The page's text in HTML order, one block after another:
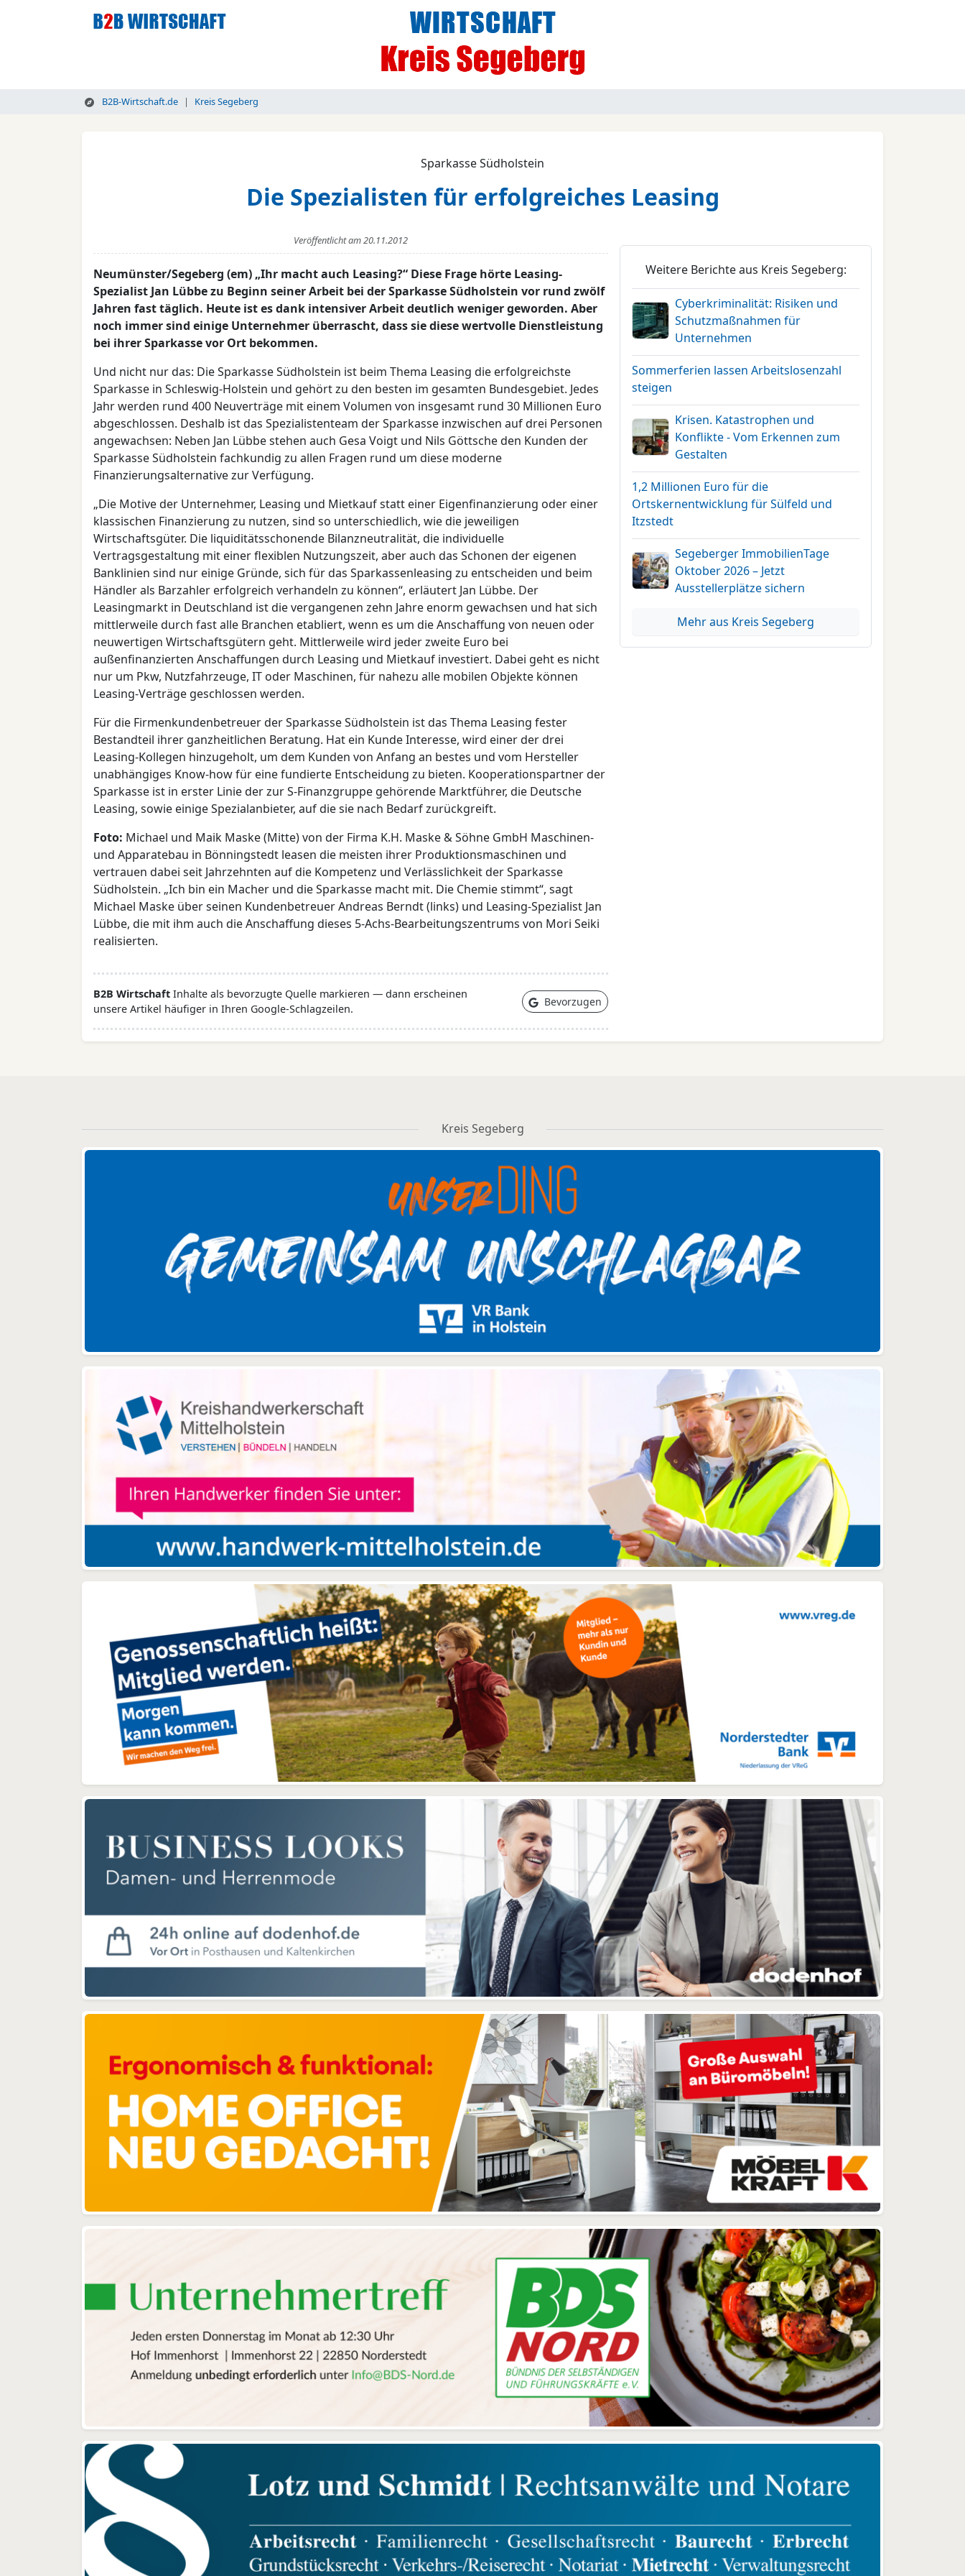
B2B-Wirtschaft.de Kreis Segeberg
Sparkasse Südholstein
Die Spezialisten für erfolgreiches Leasing
Veröffentlicht am20.11.2012
Neumünster/Segeberg (em) „Ihr macht auch Leasing?“ Diese Frage hörte Leasing-
Spezialist Jan Lübbe zu Beginn seiner Arbeit bei der Sparkasse Südholstein vor rund zwölf
Jahren fast täglich. Heute ist es dank intensiver Arbeit deutlich weniger geworden. Aber
noch immer sind einige Unternehmer überrascht, dass sie diese wertvolle Dienstleistung
bei ihrer Sparkasse vor Ort bekommen.
Und nicht nur das: Die Sparkasse Südholstein ist beim Thema Leasing die erfolgreichste
Sparkasse in Schleswig-Holstein und gehört zu den besten im gesamten Bundesgebiet. Jedes
Jahr werden rund 400 Neuverträge mit einem Volumen von insgesamt rund 30 Millionen Euro
abgeschlossen. Deshalb ist das Spezialistenteam der Sparkasse inzwischen auf drei Personen
angewachsen: Neben Jan Lübbe stehen auch Gesa Voigt und Nils Göttsche den Kunden der
Sparkasse Südholstein fachkundig zu allen Fragen rund um diese moderne
Finanzierungsalternative zur Verfügung.
„Die Motive der Unternehmer, Leasing und Mietkauf statt einer Eigenfinanzierung oder einer
klassischen Finanzierung zu nutzen, sind so unterschiedlich, wie die jeweiligen
Wirtschaftsgüter. Die liquiditätsschonende Bilanzneutralität, die individuelle
Vertragsgestaltung mit einer flexiblen Nutzungszeit, aber auch das Schonen der eigenen
Banklinien sind nur einige Gründe, sich für das Sparkassenleasing zu entscheiden und beim
Händler als Barzahler erfolgreich verhandeln zu können“, erläutert Jan Lübbe. Der
Leasingmarkt in Deutschland ist die vergangenen zehn Jahre enorm gewachsen und hat sich
mittlerweile durch fast alle Branchen etabliert, wenn es um die Anschaffung von neuen oder
neuwertigen Wirtschaftsgütern geht. Mittlerweile wird jeder zweite Euro bei
außenfinanzierten Anschaffungen durch Leasing und Mietkauf investiert. Dabei geht es nicht
nur um Pkw, Nutzfahrzeuge, IT oder Maschinen, für nahezu alle mobilen Objekte können
Leasing-Verträge geschlossen werden.
Für die Firmenkundenbetreuer der Sparkasse Südholstein ist das Thema Leasing fester
Bestandteil ihrer ganzheitlichen Beratung. Hat ein Kunde Interesse, wird einer der drei
Leasing-Kollegen hinzugeholt, um dem Kunden von Anfang an bestes und vom Hersteller
unabhängiges Know-how für eine fundierte Entscheidung zu bieten. Kooperationspartner der
Sparkasse ist in erster Linie der zur S-Finanzgruppe gehörende Marktführer, die Deutsche
Leasing, sowie einige Spezialanbieter, auf die sie nach Bedarf zurückgreift.
Foto: Michael und Maik Maske (Mitte) von der Firma K.H. Maske & Söhne GmbH Maschinen-
und Apparatebau in Bönningstedt leasen die meisten ihrer Produktionsmaschinen und
vertrauen dabei seit Jahrzehnten auf die Kompetenz und Verlässlichkeit der Sparkasse
Südholstein. „Ich bin ein Macher und die Sparkasse macht mit. Die Chemie stimmt“, sagt
Michael Maske über seinen Kundenbetreuer Andreas Berndt (links) und Leasing-Spezialist Jan
Lübbe, die mit ihm auch die Anschaffung dieses 5-Achs-Bearbeitungszentrums von Mori Seiki
realisierten.
B2B Wirtschaft Inhalte als bevorzugte Quelle markieren — dann erscheinen
unsere Artikel häufiger in Ihren Google-Schlagzeilen.
Bevorzugen
Weitere Berichte aus Kreis Segeberg:
Cyberkriminalität: Risiken und
Schutzmaßnahmen für
Unternehmen
Sommerferien lassen Arbeitslosenzahl
steigen
Krisen. Katastrophen und
Konflikte - Vom Erkennen zum
Gestalten
1,2 Millionen Euro für die
Ortskernentwicklung für Sülfeld und
Itzstedt
Segeberger ImmobilienTage
Oktober 2026 – Jetzt
Ausstellerplätze sichern
Mehr aus Kreis Segeberg
Kreis Segeberg